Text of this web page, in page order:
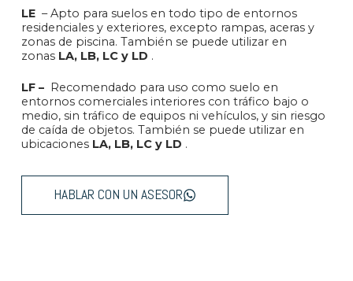
LE – Apto para suelos en todo tipo de entornos
residenciales y exteriores, excepto rampas, aceras y
zonas de piscina. También se puede utilizar en
zonas LA, LB, LC y LD .
LF – Recomendado para uso como suelo en
entornos comerciales interiores con tráfico bajo o
medio, sin tráfico de equipos ni vehículos, y sin riesgo
de caída de objetos. También se puede utilizar en
ubicaciones LA, LB, LC y LD .
HABLAR CON UN ASESOR